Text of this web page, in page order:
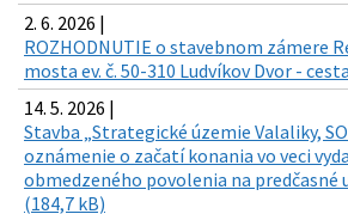
2. 6. 2026 |
ROZHODNUTIE o stavebnom zámere
mosta ev. č. 50-310 Ludvíkov Dvor -
14. 5. 2026 |
Stavba „Strategické územie Valaliky, SO
oznámenie o začatí konania vo veci
obmedzeného povolenia na predčasné
(184,7 kB)